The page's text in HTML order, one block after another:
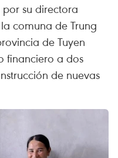
su directora
comuna de Trung
de Tuyen
financiero a dos
de nuevas